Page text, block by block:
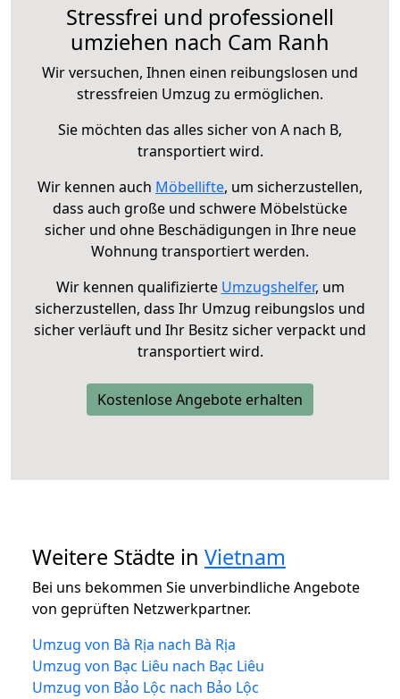
Stressfrei und professionell
umziehen nach Cam Ranh
Wir versuchen, Ihnen einen reibungslosen und
stressfreien Umzug zu ermöglichen.
Sie möchten das alles sicher von A nach B,
transportiert wird.
Wir kennen auch Möbellifte, um sicherzustellen,
dass auch große und schwere Möbelstücke
sicher und ohne Beschädigungen in Ihre neue
Wohnung transportiert werden.
Wir kennen qualifizierte Umzugshelfer, um
sicherzustellen, dass Ihr Umzug reibungslos und
sicher verläuft und Ihr Besitz sicher verpackt und
transportiert wird.
Kostenlose Angebote erhalten
Weitere Städte in Vietnam
Bei uns bekommen Sie unverbindliche Angebote
von geprüften Netzwerkpartner.
Umzug von Bà Rịa nach Bà Rịa
Umzug von Bạc Liêu nach Bạc Liêu
Umzug von Bảo Lộc nach Bảo Lộc